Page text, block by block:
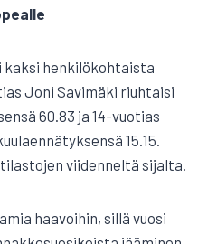
kaksi henkilökohtaista
Joni Savimäki riuhtaisi
60.83 ja 14-vuotias
15.15.
viidenneltä sijalta.
haavoihin, sillä vuosi